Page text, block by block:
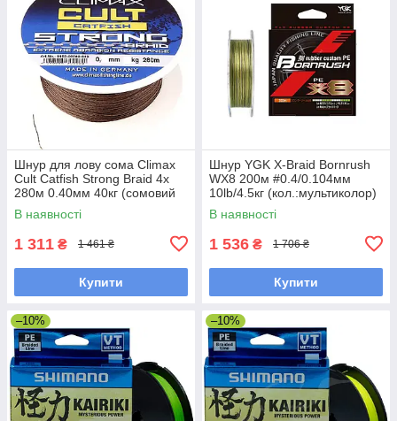
Шнур для лову сома Climax
Cult Catfish Strong Braid 4x
280м 0.40мм 40кг (сомовий
шнур)
В наявності
1 311 ₴ 1 461 ₴
Купити
Шнур YGK X-Braid Bornrush
WX8 200м #0.4/0.104мм
10lb/4.5кг (кол.:мультиколор)
В наявності
1 536 ₴ 1 706 ₴
Купити
–10% –10%